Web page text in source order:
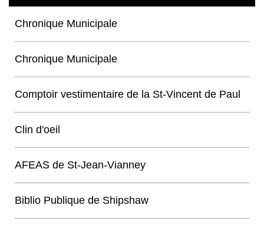
Chronique Municipale
Chronique Municipale
Comptoir vestimentaire de la St-Vincent de Paul
Clin d'oeil
AFEAS de St-Jean-Vianney
Biblio Publique de Shipshaw